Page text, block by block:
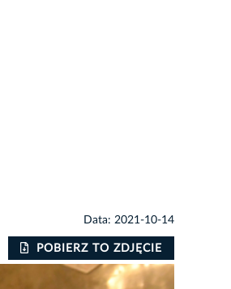
Data: 2021-10-14
POBIERZ TO ZDJĘCIE